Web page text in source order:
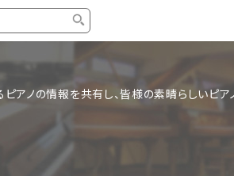
タイプ
中古グランドピアノ
中古アップライトピアノ
アノの情報を共有し、皆様の素晴らしいピア